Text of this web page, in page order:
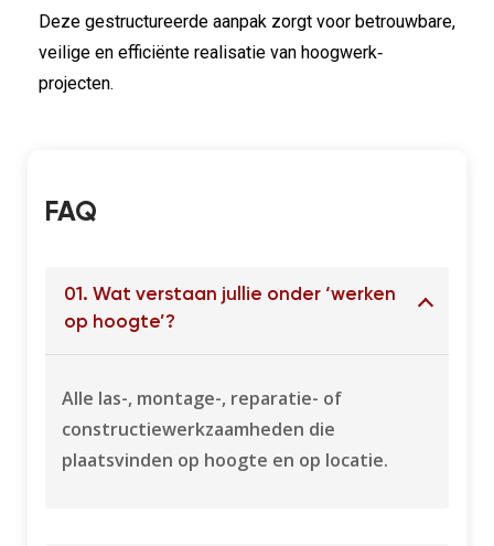
Deze gestructureerde aanpak zorgt voor betrouwbare,
veilige en efficiënte realisatie van hoogwerk‐
projecten.
FAQ​
01. Wat verstaan jullie onder ‘werken
op hoogte’?
Alle las-, montage-, reparatie- of
constructiewerkzaamheden die
plaatsvinden op hoogte en op locatie.